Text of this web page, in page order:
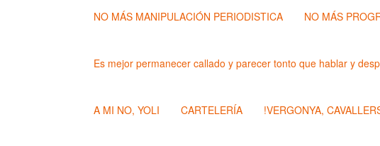
NO MÁS MANIPULACIÓN PERIODISTICA NO MÁS
Es mejor permanecer callado y parecer tonto que hablar y
A MI NO, YOLI CARTELERÍA !VERGONYA,